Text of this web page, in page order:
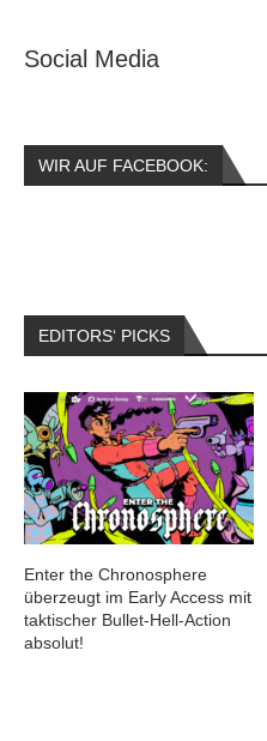
Social Media
WIR AUF FACEBOOK:
EDITORS‘ PICKS
Enter the Chronosphere
überzeugt im Early Access mit
taktischer Bullet-Hell-Action
absolut!